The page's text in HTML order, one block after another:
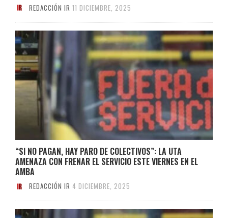
REDACCIÓN IR 11 DICIEMBRE, 2025
“SI NO PAGAN, HAY PARO DE COLECTIVOS”: LA UTA
AMENAZA CON FRENAR EL SERVICIO ESTE VIERNES EN EL
AMBA
REDACCIÓN IR 4 DICIEMBRE, 2025